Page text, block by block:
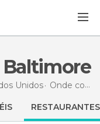
Baltimore
Unidos Onde comer em Maryland
RESTAURANTES